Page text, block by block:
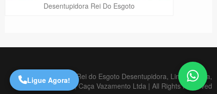
Desentupidora Rei Do Esgoto
Copyright © 2020 Rei do Esgoto Desentupidora, Limpa Fossa,
Dedetizadora, Caça Vazamento Ltda | All Rights Reserved
Precisa de Ajuda?
Ligue Agora!